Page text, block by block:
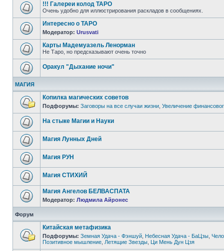
!!! Галереи колод ТАРО
Очень удобно для иллюстрирования раскладов в сообщениях.
Интересно о ТАРО
Модератор: Urusvati
Карты Мадемуазель Ленорман
Не Таро, но предсказывают очень точно
Оракул "Дыхание ночи"
МАГИЯ
Копилка магических советов
Подфорумы: Заговоры на все случаи жизни Увеличение
На стыке Магии и Науки
Магия Лунных Дней
Магия РУН
Магия СТИХИЙ
Магия Ангелов БЕЛВАСПАТА
Модератор: Людмила Айронес
Форум
Китайская метафизика
Подфорумы: Земная Удача - Фэншуй Небесная Удача - БаЦзы
Позитивное мышление Летящие Звезды Ци Мень Дун Цзя